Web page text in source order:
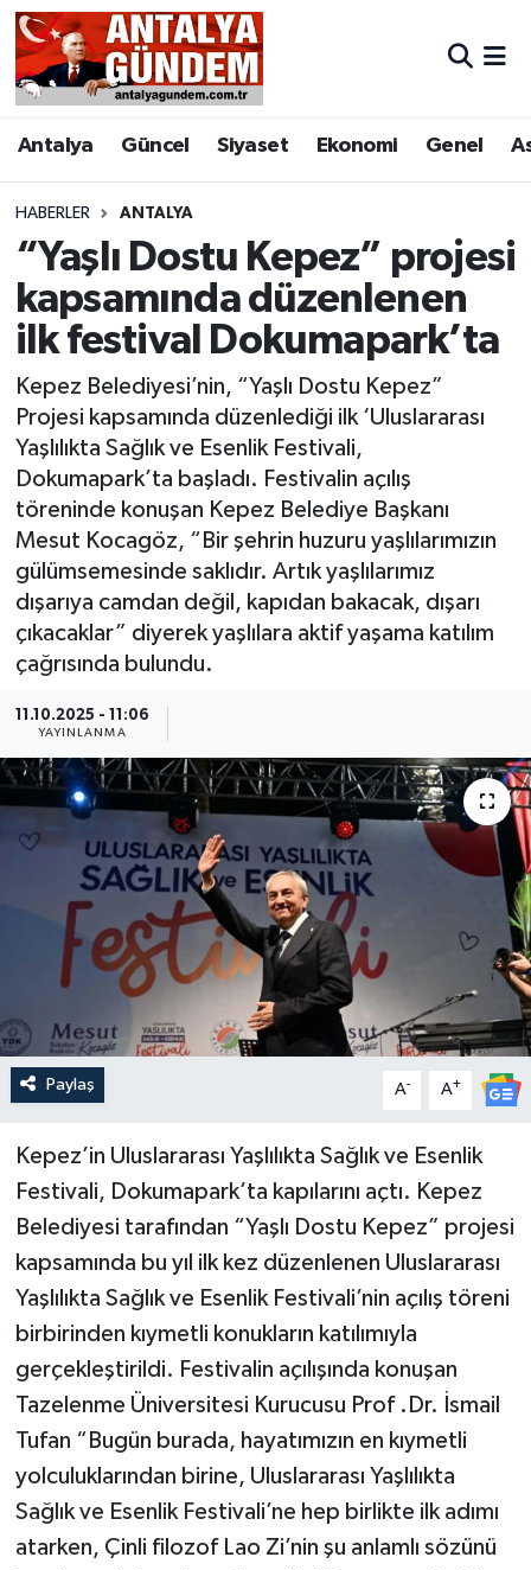
Antalya Güncel Siyaset Ekonomi Genel
HABERLER ANTALYA
“Yaşlı Dostu Kepez” projesi
kapsamında düzenlenen
ilk festival Dokumapark’ta
Kepez Belediyesi’nin, “Yaşlı Dostu Kepez”
Projesi kapsamında düzenlediği ilk ‘Uluslararası
Yaşlılıkta Sağlık ve Esenlik Festivali,
Dokumapark’ta başladı. Festivalin açılış
töreninde konuşan Kepez Belediye Başkanı
Mesut Kocagöz, “Bir şehrin huzuru yaşlılarımızın
gülümsemesinde saklıdır. Artık yaşlılarımız
dışarıya camdan değil, kapıdan bakacak, dışarı
çıkacaklar” diyerek yaşlılara aktif yaşama katılım
çağrısında bulundu.
11.10.2025 - 11:06
YAYINLANMA
Paylaş A- A+
Kepez’in Uluslararası Yaşlılıkta Sağlık ve Esenlik
Festivali, Dokumapark’ta kapılarını açtı. Kepez
Belediyesi tarafından “Yaşlı Dostu Kepez” projesi
kapsamında bu yıl ilk kez düzenlenen Uluslararası
Yaşlılıkta Sağlık ve Esenlik Festivali’nin açılış töreni
birbirinden kıymetli konukların katılımıyla
gerçekleştirildi. Festivalin açılışında konuşan
Tazelenme Üniversitesi Kurucusu Prof .Dr. İsmail
Tufan “Bugün burada, hayatımızın en kıymetli
yolculuklarından birine, Uluslararası Yaşlılıkta
Sağlık ve Esenlik Festivali’ne hep birlikte ilk adımı
atarken, Çinli filozof Lao Zi’nin şu anlamlı sözünü
Antalya
Asayiş
Bilim & Teknoloji
Bölge
EĞİTİM
Ekonomi
Genel
Görüntülü Haber
Güncel
Kültür & Sanat
Resmi İlan
Sağlık & Yaşam
Siyaset
Spor
Antalya Nöbetçi Eczaneler
Antalya Hava Durumu
Antalya Namaz Vakitleri
Antalya Trafik Yoğunluk Haritası
Süper Lig Puan Durumu ve Fikstür
Tüm Manşetler
Son Dakika Haberleri
Haber Arşivi